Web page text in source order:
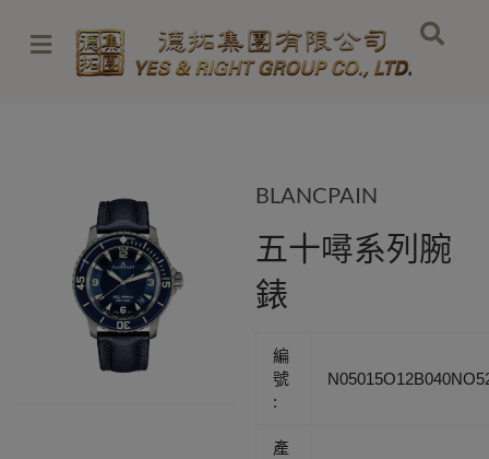
content
BLANCPAIN
五十噚系列腕
錶
編
號
:
產